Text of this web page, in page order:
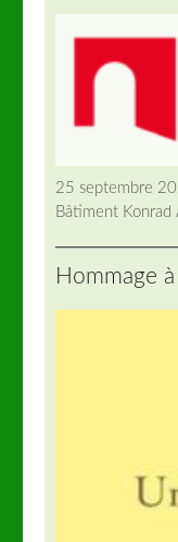
25 septembre
Bâtiment Konrad
Hommage